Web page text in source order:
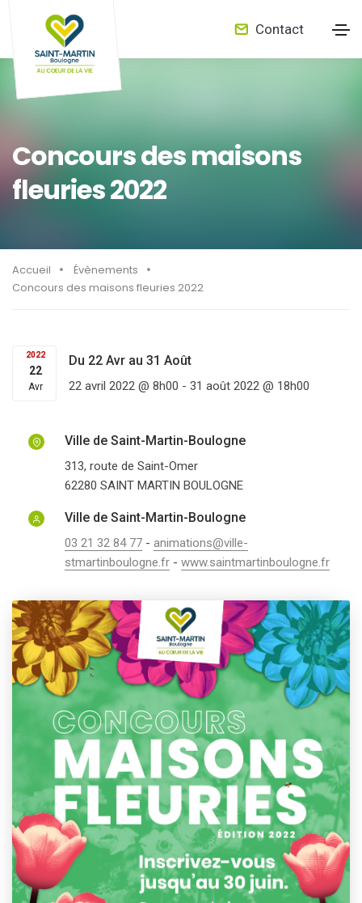
Contact
Concours des maisons
fleuries 2022
Accueil
Évènements
Concours des maisons fleuries 2022
2022
22
Avr
Du 22 Avr au 31 Août
22 avril 2022 @ 8h00 - 31 août 2022 @ 18h00
Ville de Saint-Martin-Boulogne
313, route de Saint-Omer
62280 SAINT MARTIN BOULOGNE
Ville de Saint-Martin-Boulogne
03 21 32 84 77 - animations@ville-
stmartinboulogne.fr - www.saintmartinboulogne.fr